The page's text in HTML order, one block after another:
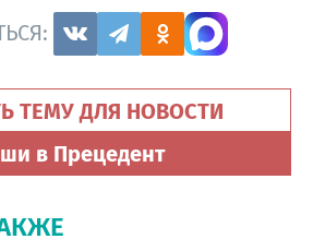
ТЕМУ ДЛЯ НОВОСТИ
в Прецедент